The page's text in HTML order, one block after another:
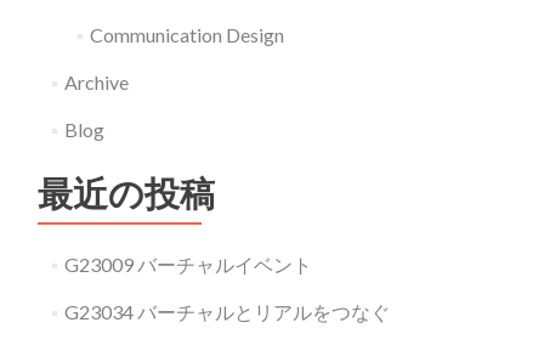
Communication Design
Archive
Blog
最近の投稿
G23009 バーチャルイベント
G23034 バーチャルとリアルをつなぐ